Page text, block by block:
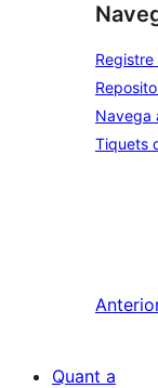
Navega
Tiquets
Quant a